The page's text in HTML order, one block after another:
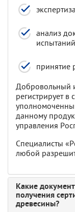
анализ
принятие
Добровольный
регистрирует в
данному
управления
Специалисты
любой
Какие
получения
древесины?